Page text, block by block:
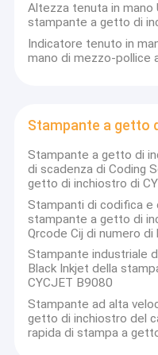
Altezza tenuta in mano
stampante a getto di
Indicatore tenuto in
mano di mezzo-pollice
Stampante a getto
Stampante a getto di
di scadenza di Coding
getto di inchiostro di
Stampanti di codifica e
stampante a getto di
Qrcode Cij di numero
Stampante industriale
Black Inkjet della
CYCJET B9080
Stampante ad alta
getto di inchiostro del
rapida di stampa a